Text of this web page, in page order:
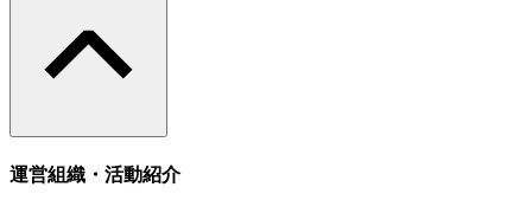
運営組織・活動紹介